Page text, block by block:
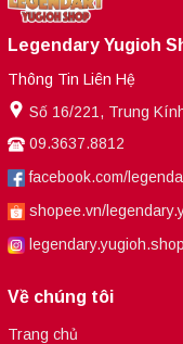
Legendary Yugioh
Thông Tin Liên Hệ
Số 16/221, Trung
09.3637.8812
facebook.com/
shopee.vn/
legendary.yugioh.shop
Về chúng tôi
Trang chủ